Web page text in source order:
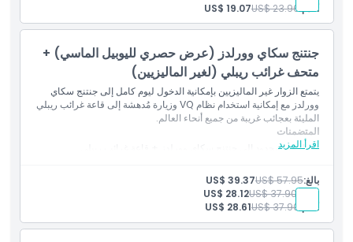
أقدم:US$ 23.96
US$ 19.07
جنتنج سكاي وورلدز (عرض حصري لليوبيل الماسي) +
متحف غرائب ريبلي (لغير الماليزيين)
يتمتع الزوار غير الماليزيين بإمكانية الدخول ليوم كامل إلى جنتنج سكاي
وورلدز مع إمكانية استخدام نظام VQ وزيارة مُدهشة إلى قاعة غرائب ريبلي
المليئة بعجائب غريبة من جميع أنحاء العالم.
اقرأ المزيد
المتضمنات
دخول غير محدود إلى جنتنج سكاي وورلدز + قاعة غرائب ريبلي.
بالغ:US$ 57.95
US$ 39.37
طفل:US$ 37.90
US$ 28.12
أقدم:
US$ 37.90
US$ 28.61